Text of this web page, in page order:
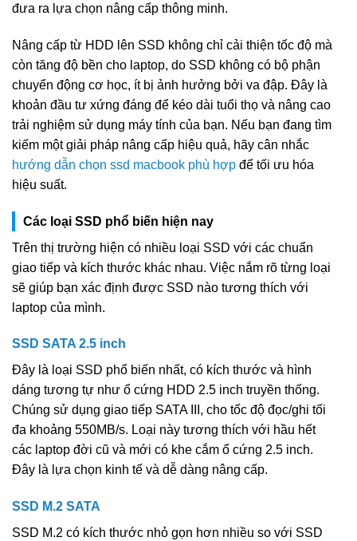
đưa ra lựa chọn nâng cấp thông minh.
Nâng cấp từ HDD lên SSD không chỉ cải thiện tốc độ mà
còn tăng độ bền cho laptop, do SSD không có bộ phận
chuyển động cơ học, ít bị ảnh hưởng bởi va đập. Đây là
khoản đầu tư xứng đáng để kéo dài tuổi thọ và nâng cao
trải nghiệm sử dụng máy tính của bạn. Nếu bạn đang tìm
kiếm một giải pháp nâng cấp hiệu quả, hãy cân nhắc
hướng dẫn chọn ssd macbook phù hợp để tối ưu hóa
hiệu suất.
Các loại SSD phổ biến hiện nay
Trên thị trường hiện có nhiều loại SSD với các chuẩn
giao tiếp và kích thước khác nhau. Việc nắm rõ từng loại
sẽ giúp bạn xác định được SSD nào tương thích với
laptop của mình.
SSD SATA 2.5 inch
Đây là loại SSD phổ biến nhất, có kích thước và hình
dáng tương tự như ổ cứng HDD 2.5 inch truyền thống.
Chúng sử dụng giao tiếp SATA III, cho tốc độ đọc/ghi tối
đa khoảng 550MB/s. Loại này tương thích với hầu hết
các laptop đời cũ và mới có khe cắm ổ cứng 2.5 inch.
Đây là lựa chọn kinh tế và dễ dàng nâng cấp.
SSD M.2 SATA
SSD M.2 có kích thước nhỏ gọn hơn nhiều so với SSD